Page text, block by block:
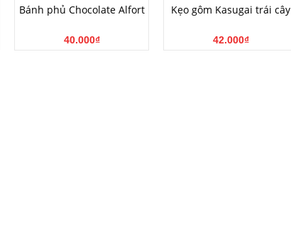
MUA HÀNG
Bánh phủ Chocolate Alfort
40.000₫
MUA HÀNG
Kẹo gôm Kasugai trái cây
42.000₫